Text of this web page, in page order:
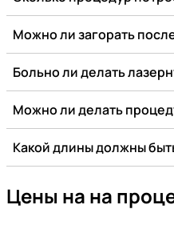
Можно ли загорать
Больно ли делать
Можно ли делать
Какой длины должны
Цены на на